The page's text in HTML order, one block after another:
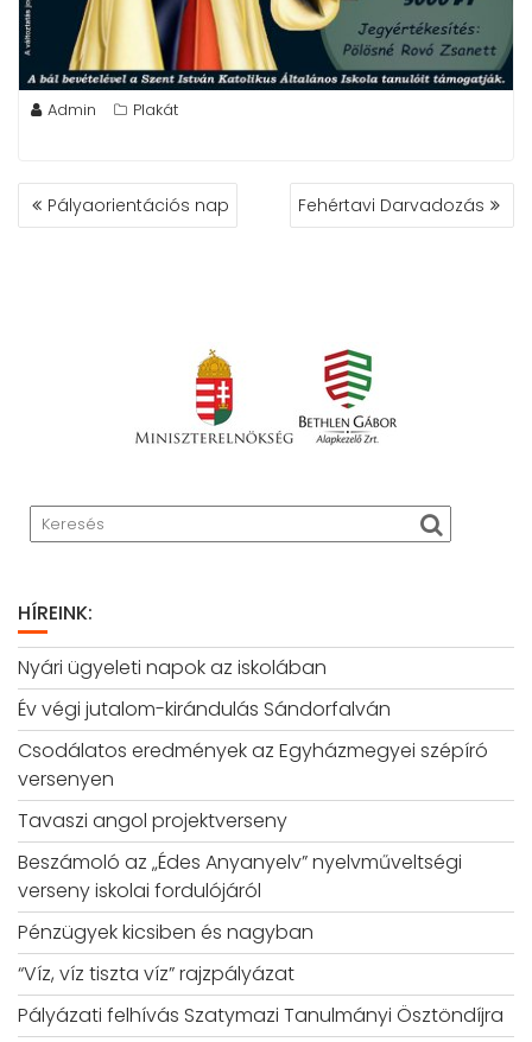
Admin Plakát
BEJEGYZÉS
NAVIGÁCIÓ
Pályaorientációs nap Fehértavi Darvadozás
HÍREINK:
Nyári ügyeleti napok az iskolában
Év végi jutalom-kirándulás Sándorfalván
Csodálatos eredmények az Egyházmegyei szépíró
versenyen
Tavaszi angol projektverseny
Beszámoló az „Édes Anyanyelv” nyelvműveltségi
verseny iskolai fordulójáról
Pénzügyek kicsiben és nagyban
“Víz, víz tiszta víz” rajzpályázat
Pályázati felhívás Szatymazi Tanulmányi Ösztöndíjra